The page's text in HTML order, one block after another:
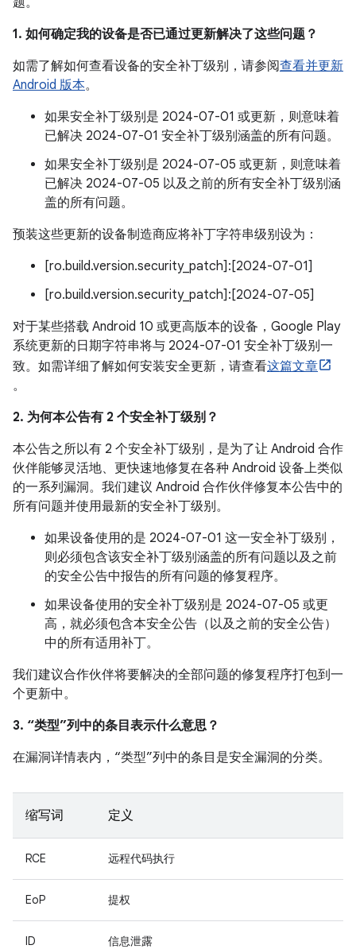
1. 如何确定我的设备是否已通过更新解决了这些问题？
如需了解如何查看设备的安全补丁级别，请参阅查看并更新
Android 版本。
如果安全补丁级别是 2024-07-01 或更新，则意味着
已解决 2024-07-01 安全补丁级别涵盖的所有问题。
如果安全补丁级别是 2024-07-05 或更新，则意味着
已解决 2024-07-05 以及之前的所有安全补丁级别涵
盖的所有问题。
预装这些更新的设备制造商应将补丁字符串级别设为：
[ro.build.version.security_patch]:[2024-07-01]
[ro.build.version.security_patch]:[2024-07-05]
对于某些搭载 Android 10 或更高版本的设备，Google Play
系统更新的日期字符串将与 2024-07-01 安全补丁级别一
致。如需详细了解如何安装安全更新，请查看这篇文章
。
2. 为何本公告有 2 个安全补丁级别？
本公告之所以有 2 个安全补丁级别，是为了让 Android 合作
伙伴能够灵活地、更快速地修复在各种 Android 设备上类似
的一系列漏洞。我们建议 Android 合作伙伴修复本公告中的
所有问题并使用最新的安全补丁级别。
如果设备使用的是 2024-07-01 这一安全补丁级别，
则必须包含该安全补丁级别涵盖的所有问题以及之前
的安全公告中报告的所有问题的修复程序。
如果设备使用的安全补丁级别是 2024-07-05 或更
高，就必须包含本安全公告（以及之前的安全公告）
中的所有适用补丁。
我们建议合作伙伴将要解决的全部问题的修复程序打包到一
个更新中。
3. “类型”列中的条目表示什么意思？
在漏洞详情表内，“类型”列中的条目是安全漏洞的分类。
缩写词 定义
RCE 远程代码执行
EoP 提权
ID 信息泄露